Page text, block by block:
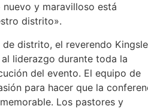
nuevo y maravilloso está
distrito».
de distrito, el reverendo
liderazgo durante toda la
del evento. El equipo de
para hacer que la
Los pastores y